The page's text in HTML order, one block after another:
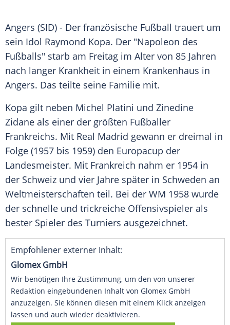
Angers (SID) - Der französische Fußball trauert um
sein Idol Raymond Kopa. Der "Napoleon des
Fußballs" starb am Freitag im Alter von 85 Jahren
nach langer Krankheit in einem Krankenhaus in
Angers. Das teilte seine Familie mit.
Kopa gilt neben Michel Platini und Zinedine
Zidane als einer der größten Fußballer
Frankreichs. Mit Real Madrid gewann er dreimal in
Folge (1957 bis 1959) den Europacup der
Landesmeister. Mit Frankreich nahm er 1954 in
der Schweiz und vier Jahre später in Schweden an
Weltmeisterschaften teil. Bei der WM 1958 wurde
der schnelle und trickreiche Offensivspieler als
bester Spieler des Turniers ausgezeichnet.
Empfohlener externer Inhalt:
Glomex GmbH
Wir benötigen Ihre Zustimmung, um den von unserer
Redaktion eingebundenen Inhalt von Glomex GmbH
anzuzeigen. Sie können diesen mit einem Klick anzeigen
lassen und auch wieder deaktivieren.